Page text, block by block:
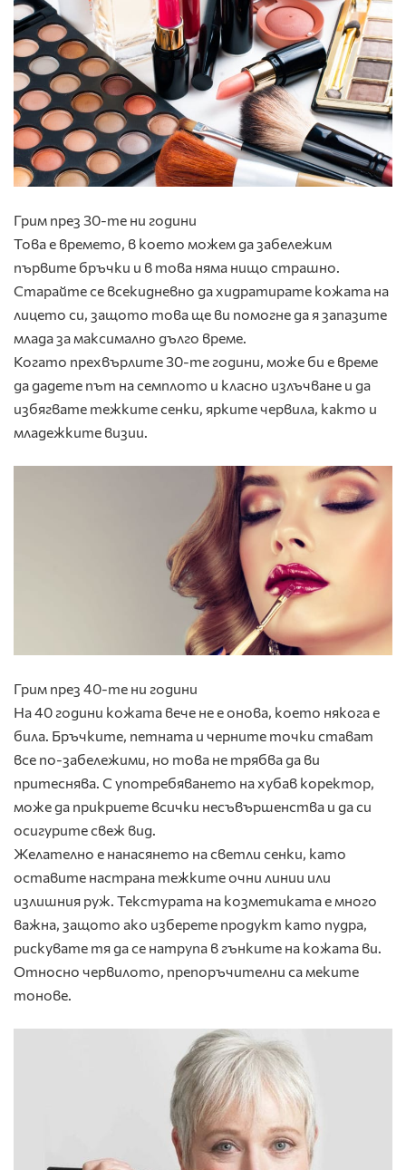
Грим през 30-те ни години
Това е времето, в което можем да забележим
първите бръчки и в това няма нищо страшно.
Старайте се всекидневно да хидратирате кожата на
лицето си, защото това ще ви помогне да я запазите
млада за максимално дълго време.
Когато прехвърлите 30-те години, може би е време
да дадете път на семплото и класно излъчване и да
избягвате тежките сенки, ярките червила, както и
младежките визии.
Грим през 40-те ни години
На 40 години кожата вече не е онова, което някога е
била. Бръчките, петната и черните точки стават
все по-забележими, но това не трябва да ви
притеснява. С употребяването на хубав коректор,
може да прикриете всички несъвършенства и да си
осигурите свеж вид.
Желателно е нанасянето на светли сенки, като
оставите настрана тежките очни линии или
излишния руж. Текстурата на козметиката е много
важна, защото ако изберете продукт като пудра,
рискувате тя да се натрупа в гънките на кожата ви.
Относно червилото, препоръчителни са меките
тонове.